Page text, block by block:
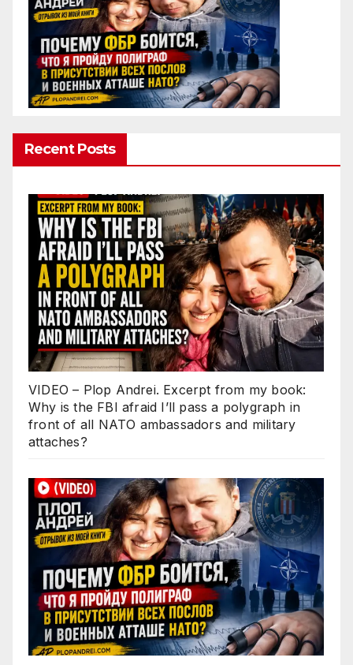
Recent Posts
VIDEO – Plop Andrei. Excerpt from my book:
Why is the FBI afraid I’ll pass a polygraph in
front of all NATO ambassadors and military
attaches?